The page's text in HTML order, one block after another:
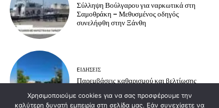
Σύλληψη Βούλγαρου για ναρκωτικά στη
Σαμοθράκη – Μεθυσμένος οδηγός
συνελήφθη στην Ξάνθη
EΙΔΗΣΕΙΣ
Παρεμβάσεις καθαρισμού και βελτίωσης
Χρησιμοποιούμε cookies για να σας προσφέρουμε την
καλύτερη δυνατή εμπειρία στη σελίδα μας. Εάν συνεχίσετε να